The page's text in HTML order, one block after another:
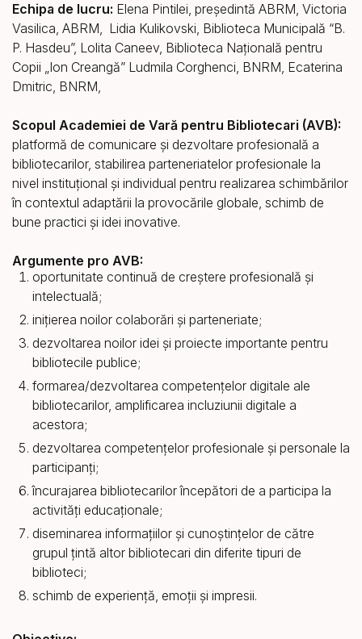
Echipa de lucru: Elena Pintilei, președintă ABRM, Victoria
Vasilica, ABRM, Lidia Kulikovski, Biblioteca Municipală “B.
P. Hasdeu”, Lolita Caneev, Biblioteca Națională pentru
Copii „Ion Creangă” Ludmila Corghenci, BNRM, Ecaterina
Dmitric, BNRM,
Scopul Academiei de Vară pentru Bibliotecari (AVB):
platformă de comunicare și dezvoltare profesională a
bibliotecarilor, stabilirea parteneriatelor profesionale la
nivel instituţional şi individual pentru realizarea schimbărilor
în contextul adaptării la provocările globale, schimb de
bune practici și idei inovative.
Argumente pro AVB:
oportunitate continuă de creștere profesională și
intelectuală;
inițierea noilor colaborări și parteneriate;
dezvoltarea noilor idei și proiecte importante pentru
bibliotecile publice;
formarea/dezvoltarea competenţelor digitale ale
bibliotecarilor, amplificarea incluziunii digitale a
acestora;
dezvoltarea competențelor profesionale și personale la
participanți;
încurajarea bibliotecarilor începători de a participa la
activități educaționale;
diseminarea informațiilor și cunoștințelor de către
grupul țintă altor bibliotecari din diferite tipuri de
biblioteci;
schimb de experiență, emoții și impresii.